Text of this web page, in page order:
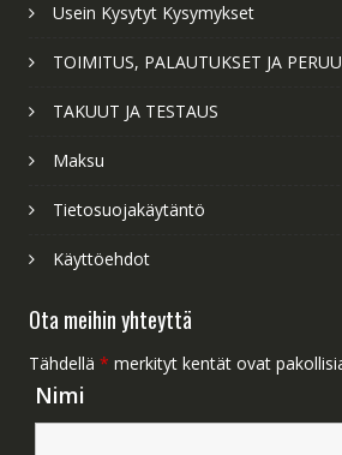
Usein Kysytyt Kysymykset
TOIMITUS, PALAUTUKSET JA
TAKUUT JA TESTAUS
Maksu
Tietosuojakäytäntö
Käyttöehdot
Ota meihin yhteyttä
Tähdellä * merkityt kentät ovat
Nimi